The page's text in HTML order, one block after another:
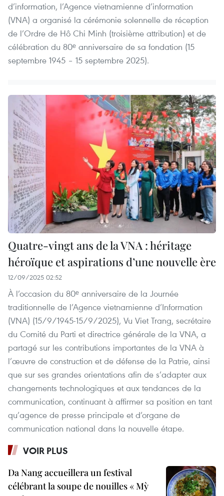
d’information, l’Agence vietnamienne d’information
(VNA) a organisé la cérémonie solennelle de réception
de l’Ordre de Hô Chi Minh (troisième attribution) et de
célébration du 80ᵉ anniversaire de sa fondation (15
septembre 1945 – 15 septembre 2025).
Quatre-vingt ans de la VNA : héritage
héroïque et aspirations d’une nouvelle ère
12/09/2025 02:52
À l’occasion du 80ᵉ anniversaire de la Journée
traditionnelle de l’Agence vietnamienne d’Information
(VNA) (15/9/1945-15/9/2025), Vu Viet Trang, secrétaire
du Comité du Parti et directrice générale de la VNA, a
partagé sur les contributions importantes de la VNA à
l’œuvre de construction et de défense de la Patrie, ainsi
que sur ses grandes orientations afin de s’adapter aux
changements technologiques et aux tendances de la
communication, continuant à affirmer sa position en tant
qu’agence de presse principale et d’organe de
communication national dans la nouvelle étape.
VOIR PLUS
Da Nang accueillera un festival
célébrant la soupe de nouilles « Mỳ